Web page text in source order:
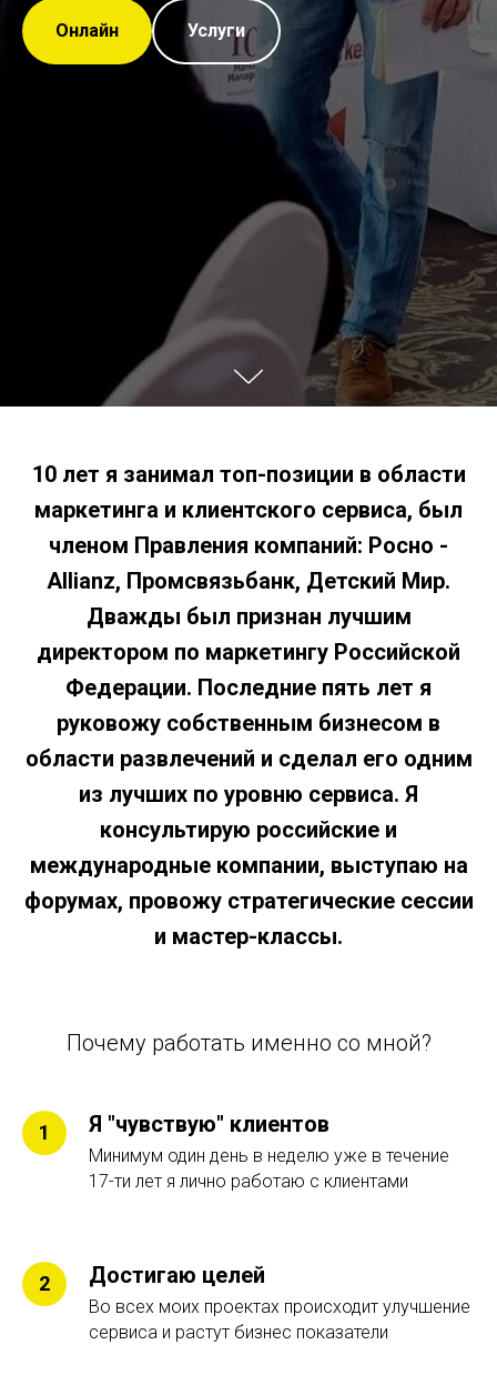
Онлайн Услуги
10 лет я занимал топ-позиции в области
маркетинга и клиентского сервиса, был
членом Правления компаний: Росно -
Allianz, Промсвязьбанк, Детский Мир.
Дважды был признан лучшим
директором по маркетингу Российской
Федерации. Последние пять лет я
руковожу собственным бизнесом в
области развлечений и сделал его одним
из лучших по уровню сервиса. Я
консультирую российские и
международные компании, выступаю на
форумах, провожу стратегические сессии
и мастер-классы.
Почему работать именно со мной?
Я "чувствую" клиентов
Минимум один день в неделю уже в течение
17-ти лет я лично работаю с клиентами
Достигаю целей
Во всех моих проектах происходит улучшение
сервиса и растут бизнес показатели